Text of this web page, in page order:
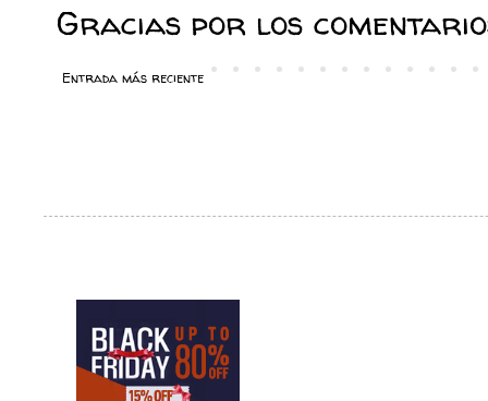
Gracias por los
Entrada más reciente